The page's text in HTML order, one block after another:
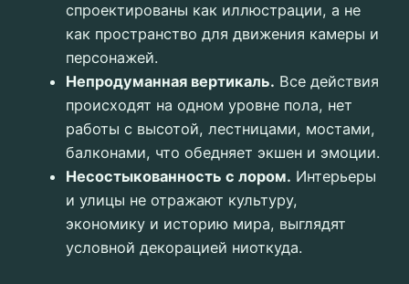
спроектированы как иллюстрации, а не
как пространство для движения камеры и
персонажей.
Непродуманная вертикаль. Все действия
происходят на одном уровне пола, нет
работы с высотой, лестницами, мостами,
балконами, что обедняет экшен и эмоции.
Несостыкованность с лором. Интерьеры
и улицы не отражают культуру,
экономику и историю мира, выглядят
условной декорацией ниоткуда.